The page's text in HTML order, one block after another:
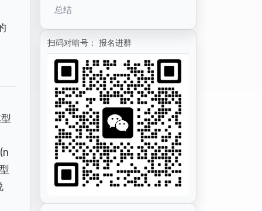
总结
扫码对暗号： 报名进群